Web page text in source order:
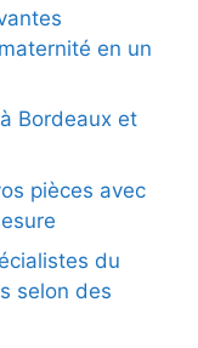
en un
Bordeaux et
pièces avec
du
selon des